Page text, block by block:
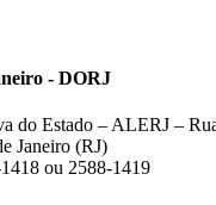
- DORJ
do Estado – ALERJ –
Janeiro (RJ)
ou 2588-1419